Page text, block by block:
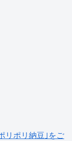
リポリ納豆｣をご